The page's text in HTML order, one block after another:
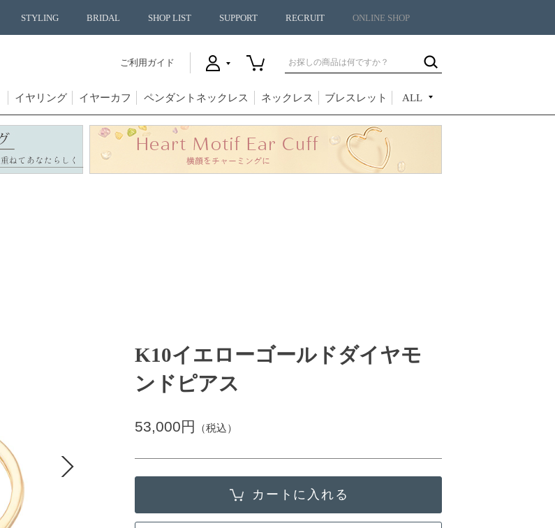
STYLING BRIDAL SHOP LIST SUPPORT RECRUIT ONLINE SHOP
ご利用ガイド
イヤリング イヤーカフ ペンダントネックレス ネックレス ブレスレット ALL
K10イエローゴールドダイヤモ
ンドピアス
53,000円 （税込）